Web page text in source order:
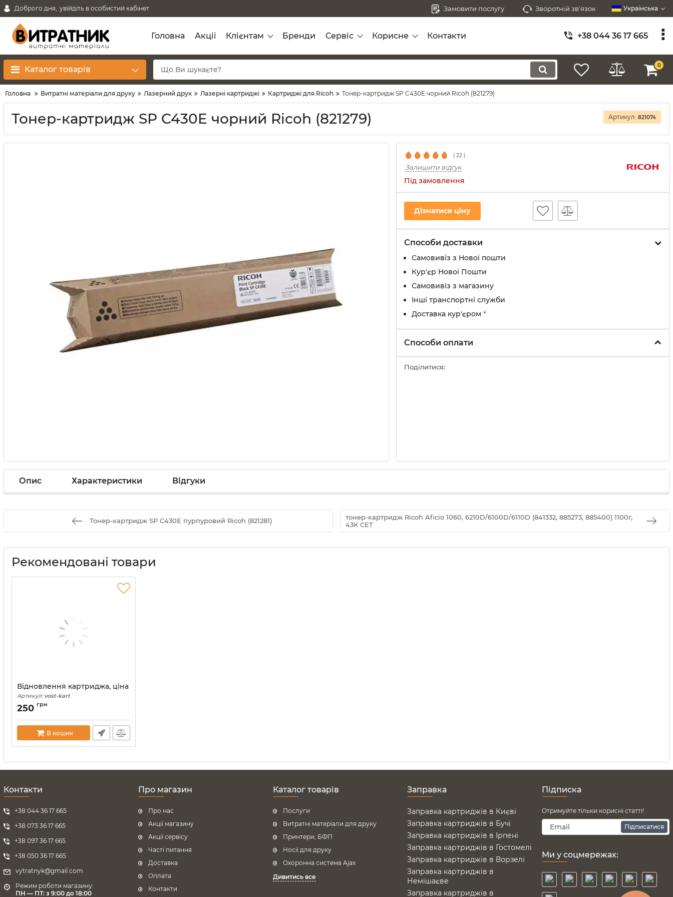
Доброго дня, увійдіть в особистий кабінет Замовити послугу Зворотній зв'язок Українська
Головна Акції Клієнтам Бренди Сервіс Корисне Контакти +38 044 36 17 665
Каталог товарів 0
Головна Витратні матеріали для друку Лазерний друк Лазерні картриджі Картриджі для Ricoh Тонер-картридж SP C430E чорний Ricoh (821279)
Тонер-картридж SP C430E чорний Ricoh (821279) Артикул: 821074
( 22 )
Залишити відгук
Під замовлення
Дізнатися ціну
Способи доставки
Самовивіз з Нової пошти
Кур'єр Нової Пошти
Самовивіз з магазину
Інші транспортні служби
Доставка кур'єром *
Способи оплати
Поділитися:
Опис Характеристики Відгуки
Тонер-картридж SP C430E пурпуровий Ricoh (821281)
тонер-картридж Ricoh Aficio 1060, 6210D/6100D/6110D (841332, 885273, 885400) 1100г,
43K CET
Рекомендовані товари
Відновлення картриджа, ціна
Артикул:vost-kart
250 грн
В кошик
Контакти
+38 044 36 17 665
+38 073 36 17 665
+38 097 36 17 665
+38 050 36 17 665
vytratnyk@gmail.com
Режим роботи магазину:
ПН — ПТ: з 9:00 до 18:00
Про магазин
Про нас
Акції магазину
Акції сервісу
Часті питання
Доставка
Оплата
Контакти
Каталог товарів
Послуги
Витратні матеріали для друку
Принтери, БФП
Носії для друку
Охоронна система Ajax
Дивитись все
Заправка
Заправка картриджів в Києві
Заправка картриджів в Бучі
Заправка картриджів в Ірпені
Заправка картриджів в Гостомелі
Заправка картриджів в Ворзелі
Заправка картриджів в
Немішаєве
Заправка картриджів в
Підписка
Отримуйте тільки корисні статті!
Підписатися
Ми у соцмережах: